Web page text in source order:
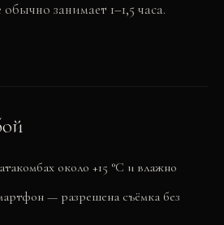
занимает 1–1,5 часа.
около +15 °C и влажно
— разрешена съёмка без